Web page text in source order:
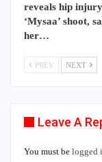
reveals hip
‘Mysaa’ shoot,
her…
PREV NEXT
Leave A
You must be logged